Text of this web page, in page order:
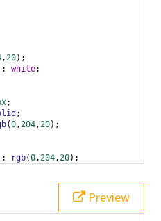
,20);
: white;
;
;
(0,204,20);
: rgb(0,204,20);
bottom ,
Preview